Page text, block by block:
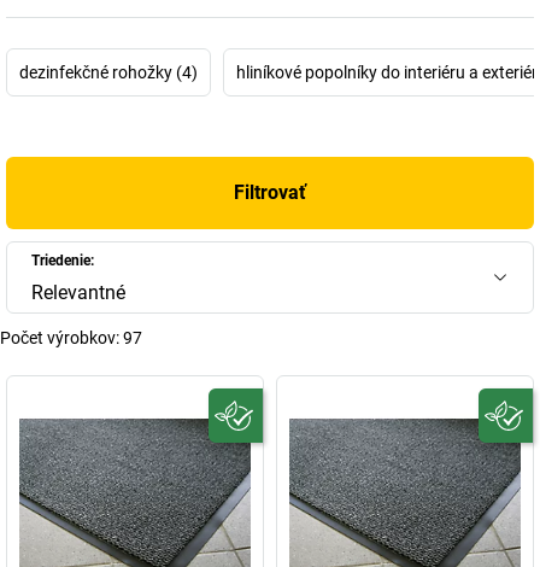
dezinfekčné rohožky (4) hliníkové popolníky do interiéru a
Filtrovať
Triedenie:
Relevantné
Počet výrobkov:97